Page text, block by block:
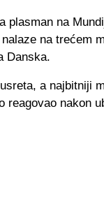
plasman na
na trećem
Danska.
a najbitniji
reagovao nakon